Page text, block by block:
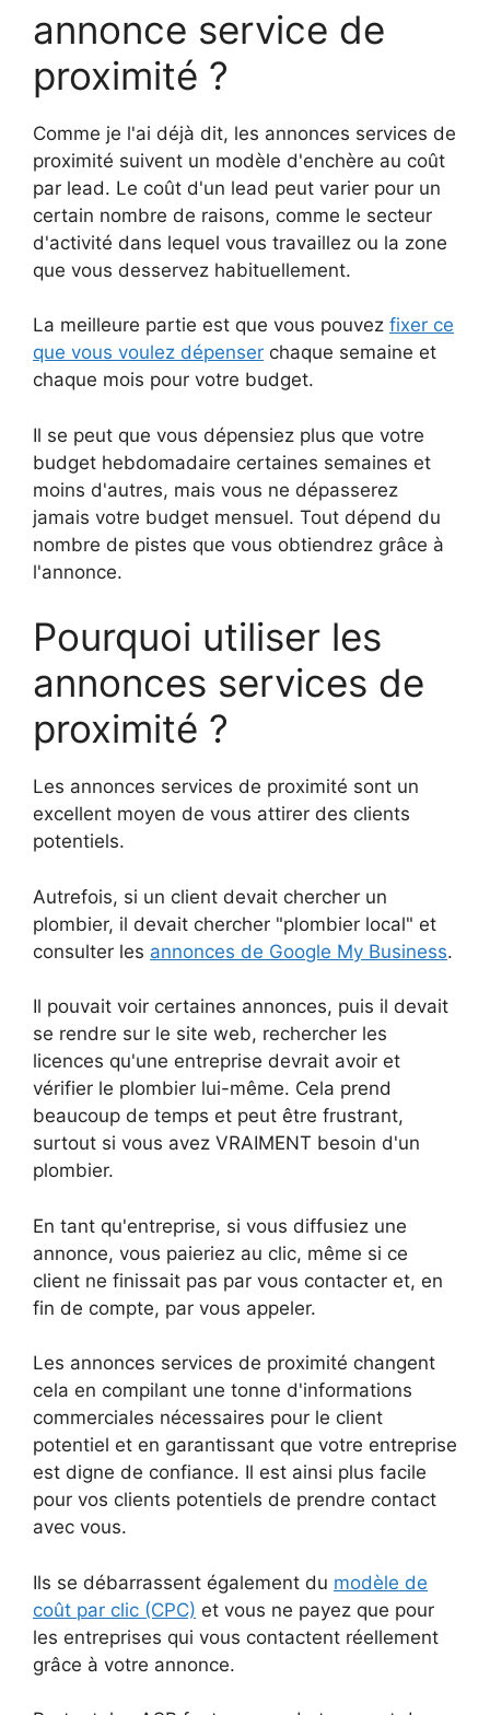
annonce service de
proximité ?
Comme je l'ai déjà dit, les annonces services de
proximité suivent un modèle d'enchère au coût
par lead. Le coût d'un lead peut varier pour un
certain nombre de raisons, comme le secteur
d'activité dans lequel vous travaillez ou la zone
que vous desservez habituellement.
La meilleure partie est que vous pouvez fixer ce
que vous voulez dépenser chaque semaine et
chaque mois pour votre budget.
Il se peut que vous dépensiez plus que votre
budget hebdomadaire certaines semaines et
moins d'autres, mais vous ne dépasserez
jamais votre budget mensuel. Tout dépend du
nombre de pistes que vous obtiendrez grâce à
l'annonce.
Pourquoi utiliser les
annonces services de
proximité ?
Les annonces services de proximité sont un
excellent moyen de vous attirer des clients
potentiels.
Autrefois, si un client devait chercher un
plombier, il devait chercher "plombier local" et
consulter les annonces de Google My Business.
Il pouvait voir certaines annonces, puis il devait
se rendre sur le site web, rechercher les
licences qu'une entreprise devrait avoir et
vérifier le plombier lui-même. Cela prend
beaucoup de temps et peut être frustrant,
surtout si vous avez VRAIMENT besoin d'un
plombier.
En tant qu'entreprise, si vous diffusiez une
annonce, vous paieriez au clic, même si ce
client ne finissait pas par vous contacter et, en
fin de compte, par vous appeler.
Les annonces services de proximité changent
cela en compilant une tonne d'informations
commerciales nécessaires pour le client
potentiel et en garantissant que votre entreprise
est digne de confiance. Il est ainsi plus facile
pour vos clients potentiels de prendre contact
avec vous.
Ils se débarrassent également du modèle de
coût par clic (CPC) et vous ne payez que pour
les entreprises qui vous contactent réellement
grâce à votre annonce.